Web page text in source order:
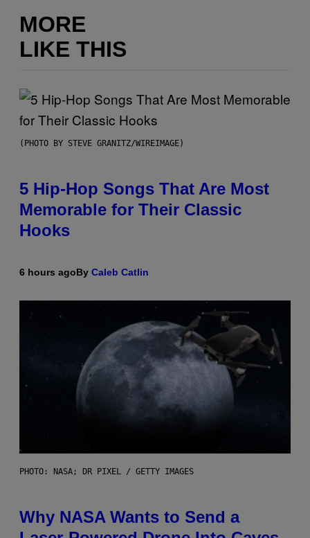
MORE
LIKE THIS
(PHOTO BY STEVE GRANITZ/WIREIMAGE)
5 Hip-Hop Songs That Are Most
Memorable for Their Classic
Hooks
6 hours agoBy Caleb Catlin
PHOTO: NASA; DR PIXEL / GETTY IMAGES
Why NASA Wants to Send a